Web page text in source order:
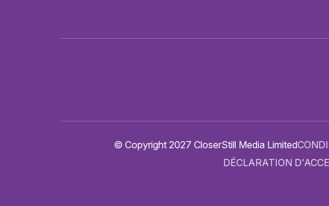
© Copyright 2027 CloserStill Media Limited
DÉCLARATION